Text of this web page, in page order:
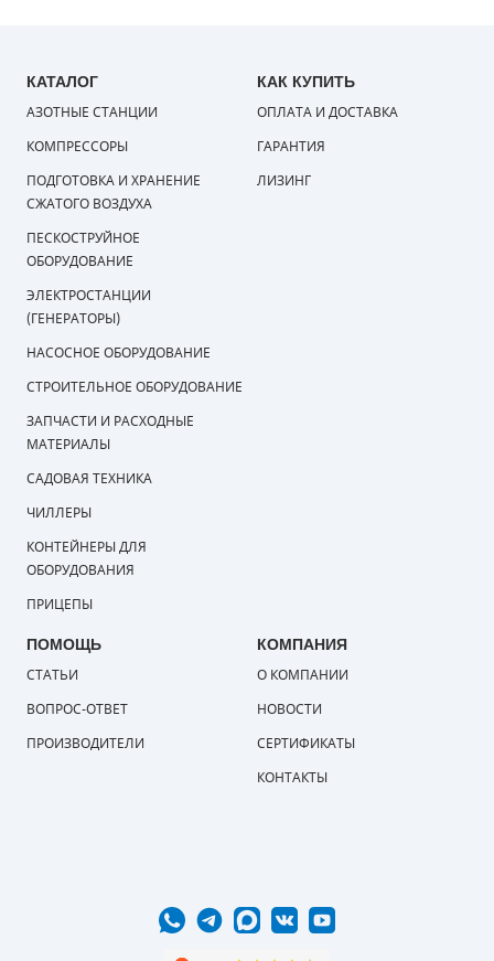
КАТАЛОГ
АЗОТНЫЕ СТАНЦИИ
КОМПРЕССОРЫ
ПОДГОТОВКА И ХРАНЕНИЕ
СЖАТОГО ВОЗДУХА
ПЕСКОСТРУЙНОЕ
ОБОРУДОВАНИЕ
ЭЛЕКТРОСТАНЦИИ
(ГЕНЕРАТОРЫ)
НАСОСНОЕ ОБОРУДОВАНИЕ
СТРОИТЕЛЬНОЕ ОБОРУДОВАНИЕ
ЗАПЧАСТИ И РАСХОДНЫЕ
МАТЕРИАЛЫ
САДОВАЯ ТЕХНИКА
ЧИЛЛЕРЫ
КОНТЕЙНЕРЫ ДЛЯ
ОБОРУДОВАНИЯ
ПРИЦЕПЫ
КАК КУПИТЬ
ОПЛАТА И ДОСТАВКА
ГАРАНТИЯ
ЛИЗИНГ
ПОМОЩЬ
СТАТЬИ
ВОПРОС-ОТВЕТ
ПРОИЗВОДИТЕЛИ
КОМПАНИЯ
О КОМПАНИИ
НОВОСТИ
СЕРТИФИКАТЫ
КОНТАКТЫ